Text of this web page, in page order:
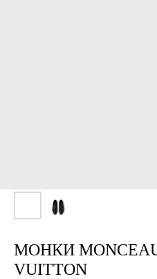
МОНКИ
VUITTON